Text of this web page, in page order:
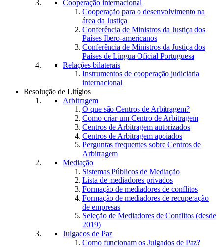
Cooperação internacional
Cooperação para o desenvolvimento na
área da Justiça
Conferência de Ministros da Justiça dos
Países Ibero-americanos
Conferência de Ministros da Justiça dos
Países de Língua Oficial Portuguesa
Relações bilaterais
Instrumentos de cooperação judiciária
internacional
Resolução de Litígios
Arbitragem
O que são Centros de Arbitragem?
Como criar um Centro de Arbitragem
Centros de Arbitragem autorizados
Centros de Arbitragem apoiados
Perguntas frequentes sobre Centros de
Arbitragem
Mediação
Sistemas Públicos de Mediação
Lista de mediadores privados
Formação de mediadores de conflitos
Formação de mediadores de recuperação
de empresas
Seleção de Mediadores de Conflitos (desde
2019)
Julgados de Paz
Como funcionam os Julgados de Paz?